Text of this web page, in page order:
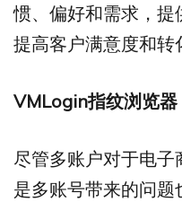
惯、偏好和需求，提
提高客户满意度和转
VMLogin指纹浏览器
尽管多账户对于电
是多账号带来的问